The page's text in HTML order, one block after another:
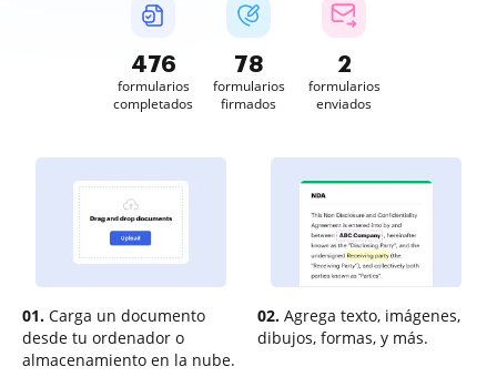
476
formularios
completados
78
formularios
firmados
2
formularios
enviados
01. Carga un documento
desde tu ordenador o
almacenamiento en la nube.
02. Agrega texto, imágenes,
dibujos, formas, y más.